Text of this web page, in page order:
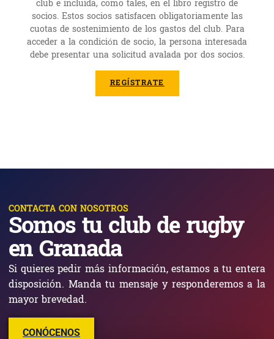
club e incluida, como tales, en el libro registro de
socios. Estos socios satisfacen obligatoriamente las
cuotas de sostenimiento de los gastos del club. Para
acceder a la condición de socio, la persona interesada
debe presentar una solicitud avalada por dos socios.
REGÍSTRATE
CONTACTA CON NOSOTROS
Somos tu club de rugby
en Granada
Si quieres pedir más información, estamos a tu entera
disposición. Manda tu mensaje y responderemos a la
mayor brevedad.
CONÓCENOS